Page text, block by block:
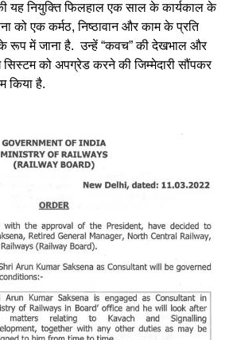
यह नियुक्ति फिलहाल एक साल के कार्यकाल के
को एक कर्मठ, निष्ठावान और काम के प्रति
के रूप में जाना है. उन्हें “कवच” की देखभाल और
सिस्टम को अपग्रेड करने की जिम्मेदारी सौंपकर
किया है.